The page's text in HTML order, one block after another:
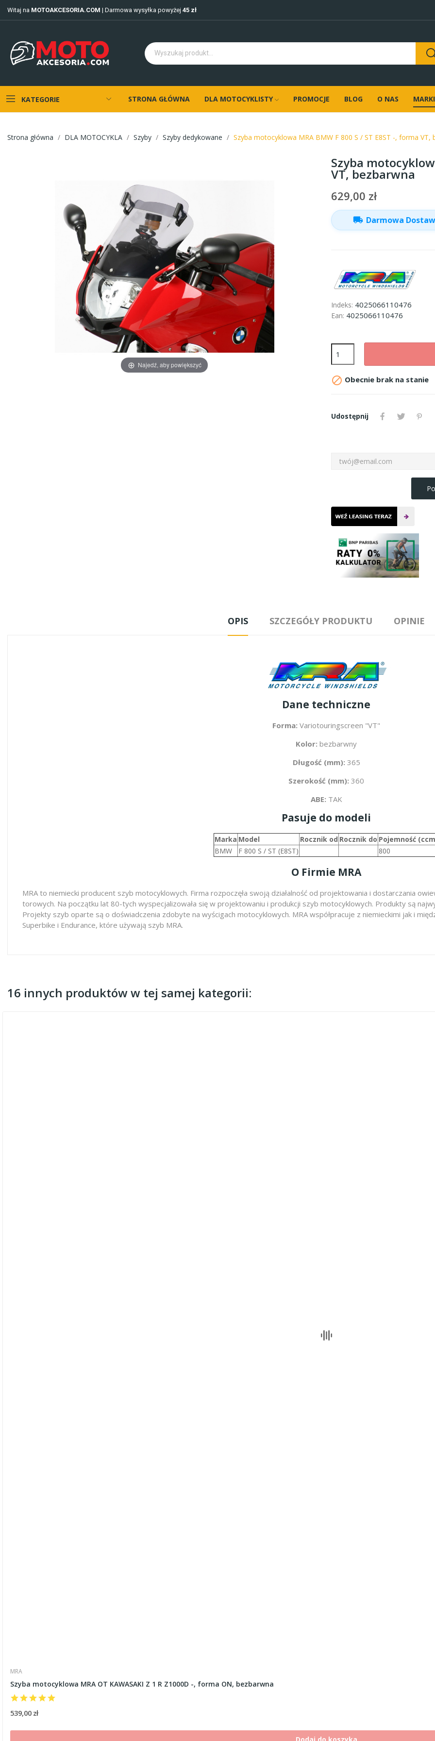
Witaj na MOTOAKCESORIA.COM | Darmowa wysyłka powyżej 45 zł
KATEGORIE STRONA GŁÓWNA DLA MOTOCYKLISTY PROMOCJE BLOG O NAS MARKI
Strona główna DLA MOTOCYKLA Szyby Szyby dedykowane Szyba motocyklowa MRA BMW F 800 S / ST E8ST -, forma VT,
Najedź, aby powiększyć
Szyba
VT, bezbarwna
629,00 zł
local_shipping Darmowa
Indeks: 4025066110476
Ean: 4025066110476
 Obecnie brak na stanie
Udostępnij
OPIS SZCZEGÓŁY PRODUKTU OPINIE
Dane techniczne
Forma: Variotouringscreen "VT"
Kolor: bezbarwny
Długość (mm): 365
Szerokość (mm): 360
ABE: TAK
Pasuje do modeli
Marka Model Rocznik od Rocznik do Pojemność
BMW
F 800 S / ST (E8ST) 800
O Firmie MRA
MRA to niemiecki producent szyb motocyklowych. Firma rozpoczęła swoją działalność od projektowania i dostarczania
torowych. Na początku lat 80-tych wyspecjalizowała się w projektowaniu i produkcji szyb motocyklowych. Produkty są
Projekty szyb oparte są o doświadczenia zdobyte na wyścigach motocyklowych. MRA współpracuje z niemieckimi jak i
Superbike i Endurance, które używają szyb MRA.
16 innych produktów w tej samej kategorii:
MRA
Szyba motocyklowa MRA OT KAWASAKI Z 1 R Z1000D -, forma ON, bezbarwna
539,00 zł